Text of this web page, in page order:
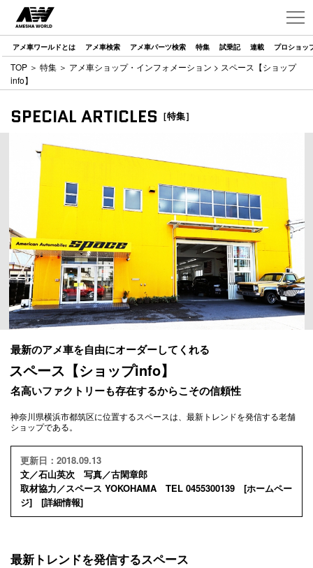
アメ車ワールドとは アメ車検索 アメ車パーツ検索 特集 試乗記 連載 プロショッ
TOP ＞ 特集 ＞ アメ車ショップ・インフォメーション > スペース【ショップ
info】
SPECIAL ARTICLES ［特集］
最新のアメ車を自由にオーダーしてくれる
スペース【ショップinfo】
名高いファクトリーも存在するからこその信頼性
神奈川県横浜市都筑区に位置するスペースは、最新トレンドを発信する老舗
ショップである。
更新日：2018.09.13
文／石山英次 写真／古閑章郎
取材協力／スペース YOKOHAMA TEL 0455300139 [ホームペー
ジ] [詳細情報]
最新トレンドを発信するスペース